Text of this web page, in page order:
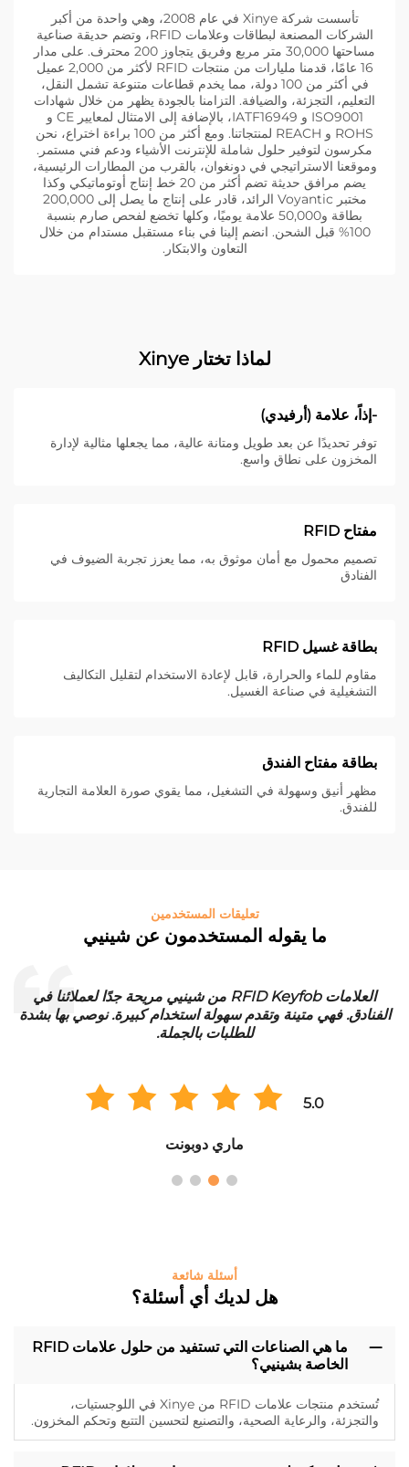
تأسست شركة Xinye في عام 2008، وهي واحدة من أكبر
الشركات المصنعة لبطاقات وعلامات RFID، وتضم حديقة صناعية
مساحتها 30,000 متر مربع وفريق يتجاوز 200 محترف. على مدار
16 عامًا، قدمنا مليارات من منتجات RFID لأكثر من 2,000 عميل
في أكثر من 100 دولة، مما يخدم قطاعات متنوعة تشمل النقل،
التعليم، التجزئة، والضيافة. التزامنا بالجودة يظهر من خلال شهادات
ISO9001 و IATF16949، بالإضافة إلى الامتثال لمعايير CE و
ROHS و REACH لمنتجاتنا. ومع أكثر من 100 براءة اختراع، نحن
مكرسون لتوفير حلول شاملة للإنترنت الأشياء ودعم فني مستمر.
وموقعنا الاستراتيجي في دونغوان، بالقرب من المطارات الرئيسية،
يضم مرافق حديثة تضم أكثر من 20 خط إنتاج أوتوماتيكي وكذا
مختبر Voyantic الرائد، قادر على إنتاج ما يصل إلى 200,000
بطاقة و50,000 علامة يوميًا، وكلها تخضع لفحص صارم بنسبة
100% قبل الشحن. انضم إلينا في بناء مستقبل مستدام من خلال
التعاون والابتكار.
لماذا تختار Xinye
-إذاً، علامة (أرفيدي)
توفر تحديدًا عن بعد طويل ومتانة عالية، مما يجعلها مثالية لإدارة
المخزون على نطاق واسع.
مفتاح RFID
تصميم محمول مع أمان موثوق به، مما يعزز تجربة الضيوف في
الفنادق
بطاقة غسيل RFID
مقاوم للماء والحرارة، قابل لإعادة الاستخدام لتقليل التكاليف
التشغيلية في صناعة الغسيل.
بطاقة مفتاح الفندق
مظهر أنيق وسهولة في التشغيل، مما يقوي صورة العلامة التجارية
للفندق.
تعليقات المستخدمين
ما يقوله المستخدمون عن شينيي
العلامات RFID Keyfob من شينيي مريحة جدًا لعملائنا في
الفنادق. فهي متينة وتقدم سهولة استخدام كبيرة. نوصي بها بشدة
للطلبات بالجملة.
5.0
ماري دوبونت
أسئلة شائعة
هل لديك أي أسئلة؟
ما هي الصناعات التي تستفيد من حلول علامات RFID
الخاصة بشينيي؟
تُستخدم منتجات علامات RFID من Xinye في اللوجستيات،
والتجزئة، والرعاية الصحية، والتصنيع لتحسين التتبع وتحكم المخزون.